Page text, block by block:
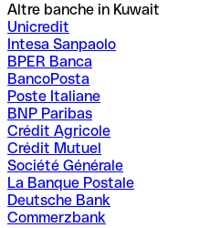
Altre banche in Kuwait
Unicredit
Intesa Sanpaolo
BPER Banca
BancoPosta
Poste Italiane
BNP Paribas
Crédit Agricole
Crédit Mutuel
Société Générale
La Banque Postale
Deutsche Bank
Commerzbank